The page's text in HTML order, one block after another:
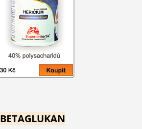
BETAGLUKAN